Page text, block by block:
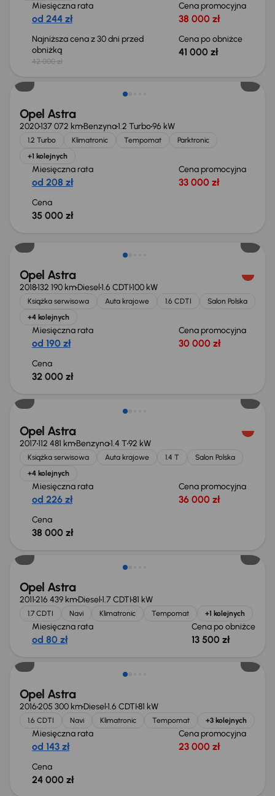
Miesięczna rata
od 244 zł
Cena promocyjna
38 000 zł
Najniższa cena z 30 dni przed
obniżką
42 000 zł
Cena po obniżce
41 000 zł
Extra zniżka 2 200 zł
Opel Astra
2020137 072 kmBenzyna1.2 Turbo96 kW
1.2 Turbo Klimatronic Tempomat
Parktronic
+1 kolejnych
Miesięczna rata
od 208 zł
Cena promocyjna
33 000 zł
Cena
35 000 zł
Opel Astra
2018132 190 kmDiesel1.6 CDTI100 kW
Książka serwisowa Auta krajowe 1.6 CDTI
Salon Polska
+4 kolejnych
Miesięczna rata
od 190 zł
Cena promocyjna
30 000 zł
Cena
32 000 zł
Opel Astra
2017112 481 kmBenzyna1.4 T92 kW
Książka serwisowa Auta krajowe 1.4 T
Salon Polska
+4 kolejnych
Miesięczna rata
od 226 zł
Cena promocyjna
36 000 zł
Cena
38 000 zł
Taniej o 500 zł
Opel Astra
2011216 439 kmDiesel1.7 CDTI81 kW
1.7 CDTI Navi Klimatronic Tempomat +1 kolejnych
Miesięczna rata
od 80 zł
Cena po obniżce
13 500 zł
Opel Astra
2016205 300 kmDiesel1.6 CDTI81 kW
1.6 CDTI Navi Klimatronic Tempomat +3 kolejnych
Miesięczna rata
od 143 zł
Cena promocyjna
23 000 zł
Cena
24 000 zł